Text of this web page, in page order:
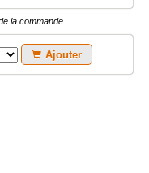
la commande
Ajouter